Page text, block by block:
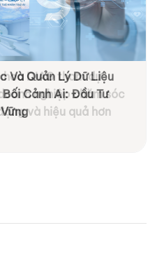
Và Quản Lý Dữ Liệu
Bối Cảnh Ai: Đầu Tư
DIAG tham dự
nghiệp chăm sóc
và hiệu quả hơn